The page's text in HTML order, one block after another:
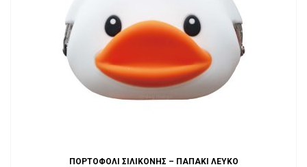
ΠΟΡΤΟΦΌΛΙ ΣΙΛΙΚΌΝΗΣ – ΠΑΠΑΚΙ ΛΕΥΚΌ